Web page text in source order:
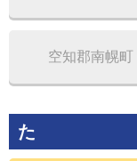
空知郡南幌町
た